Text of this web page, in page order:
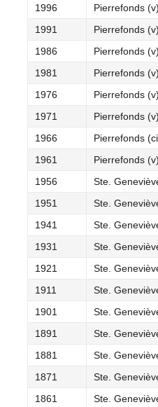
1996
Pierrefonds (v)
1991
Pierrefonds (v)
1986
Pierrefonds (v)
1981
Pierrefonds (v)
1976
Pierrefonds (v)
1971
Pierrefonds (v)
1966
Pierrefonds
1961
Pierrefonds (v)
1956
Ste.
1951
Ste.
1941
Ste.
1931
Ste.
1921
Ste.
1911
Ste.
1901
Ste.
1891
Ste.
1881
Ste.
1871
Ste.
1861
Ste.